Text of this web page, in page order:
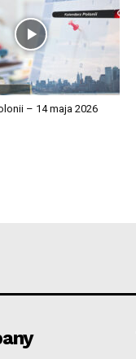
– 14 maja 2026